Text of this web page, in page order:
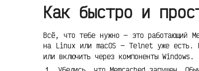
Как быстро и
Всё, что тебе нужно — это работающий
на Linux или macOS — Telnet уже есть.
или включить через компоненты Windows.